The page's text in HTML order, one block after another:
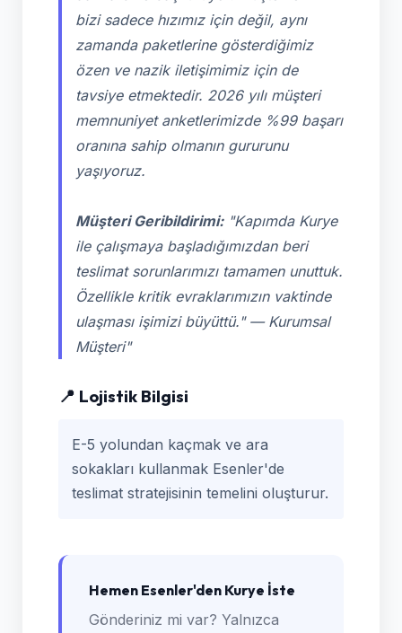
bizi sadece hızımız için değil, aynı
zamanda paketlerine gösterdiğimiz
özen ve nazik iletişimimiz için de
tavsiye etmektedir. 2026 yılı müşteri
memnuniyet anketlerimizde %99 başarı
oranına sahip olmanın gururunu
yaşıyoruz.
Müşteri Geribildirimi: "Kapımda Kurye
ile çalışmaya başladığımızdan beri
teslimat sorunlarımızı tamamen unuttuk.
Özellikle kritik evraklarımızın vaktinde
ulaşması işimizi büyüttü."— Kurumsal
Müşteri"
📍 Lojistik Bilgisi
E-5 yolundan kaçmak ve ara
sokakları kullanmak Esenler'de
teslimat stratejisinin temelini oluşturur.
Hemen Esenler'den Kurye İste
Gönderiniz mi var? Yalnızca